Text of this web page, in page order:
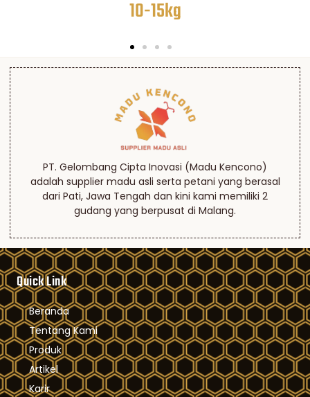
10-15kg
PT. Gelombang Cipta Inovasi (Madu Kencono)
adalah supplier madu asli serta petani yang berasal
dari Pati, Jawa Tengah dan kini kami memiliki 2
gudang yang berpusat di Malang.
Quick Link
Beranda
Tentang Kami
Produk
Artikel
Karir